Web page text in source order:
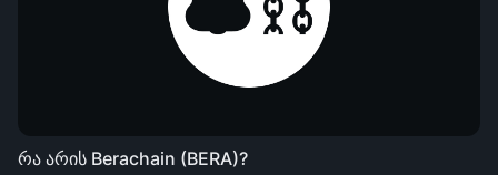
რა არის Berachain (BERA)?